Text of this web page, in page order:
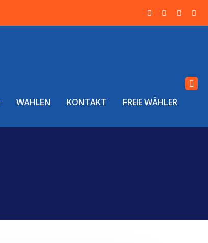
WAHLEN KONTAKT FREIE WÄHLER